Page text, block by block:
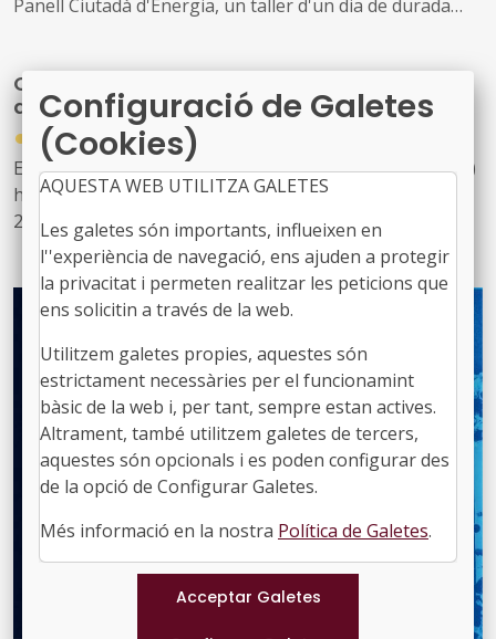
Panell Ciutadà d'Energia, un taller d'un dia de durada
CERV 2026: oberta la convocatòria
d'Agermanament de Ciutats
●
02/06/2026
El programa Citizens, Equality, Rights and Values (CERV)
ha obert la convocatòria d'Agermanament de Ciutats
2026, amb un pressupost total de 6 milions d'euros
destinat a finançar intercanvis entre ciutadans de
diferents països per reforçar la comprensió mútua, la
tolerància i el sentiment de pertinença europea. És una
tradició del programa i té una rellevància directa per als
governs locals, ja que els municipis en són els principals
destinataris.
Configuració de Galetes
(Cookies)
AQUESTA WEB UTILITZA GALETES
Les galetes són importants, influeixen en
l''experiència de navegació, ens ajuden a protegir
la privacitat i permeten realitzar les peticions que
ens solicitin a través de la web.
Utilitzem galetes propies, aquestes són
estrictament necessàries per el funcionamint
bàsic de la web i, per tant, sempre estan actives.
Altrament, també utilitzem galetes de tercers,
aquestes són opcionals i es poden configurar des
de la opció de Configurar Galetes.
Més informació en la nostra Política de Galetes.